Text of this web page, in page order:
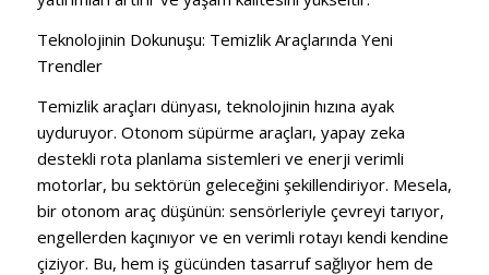
Teknolojinin Dokunuşu: Temizlik Araçlarında Yeni
Trendler
Temizlik araçları dünyası, teknolojinin hızına ayak
uyduruyor. Otonom süpürme araçları, yapay zeka
destekli rota planlama sistemleri ve enerji verimli
motorlar, bu sektörün geleceğini şekillendiriyor. Mesela,
bir otonom araç düşünün: sensörleriyle çevreyi tarıyor,
engellerden kaçınıyor ve en verimli rotayı kendi kendine
çiziyor. Bu, hem iş gücünden tasarruf sağlıyor hem de